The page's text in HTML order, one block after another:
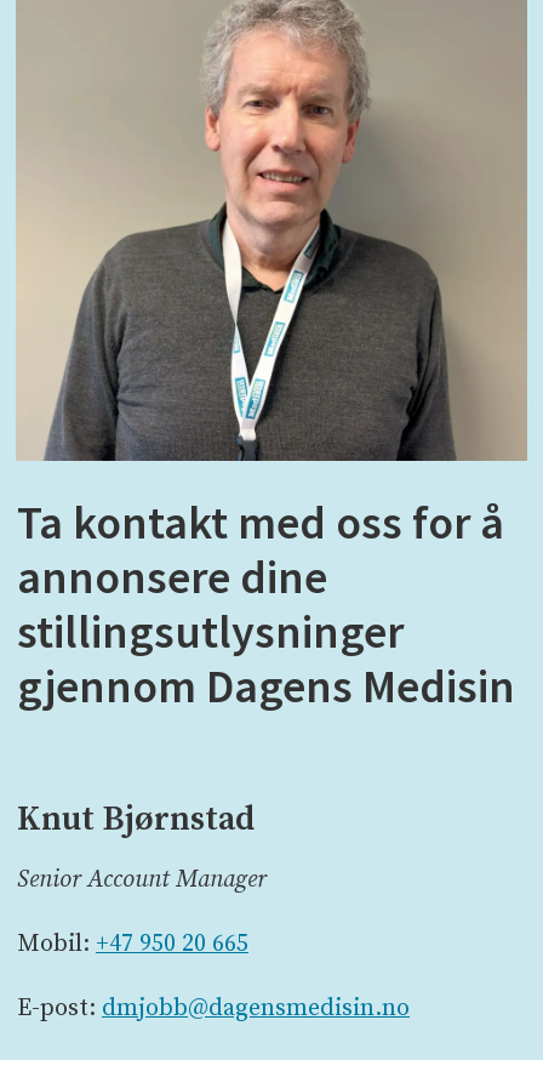
Ta kontakt med oss for å
annonsere dine
stillingsutlysninger
gjennom Dagens Medisin
Knut Bjørnstad
Senior Account Manager
Mobil: +47 950 20 665
E-post: dmjobb@dagensmedisin.no